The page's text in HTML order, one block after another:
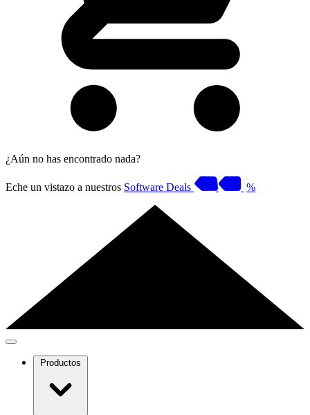
¿Aún no has encontrado nada?
Eche un vistazo a nuestros Software Deals %
Productos